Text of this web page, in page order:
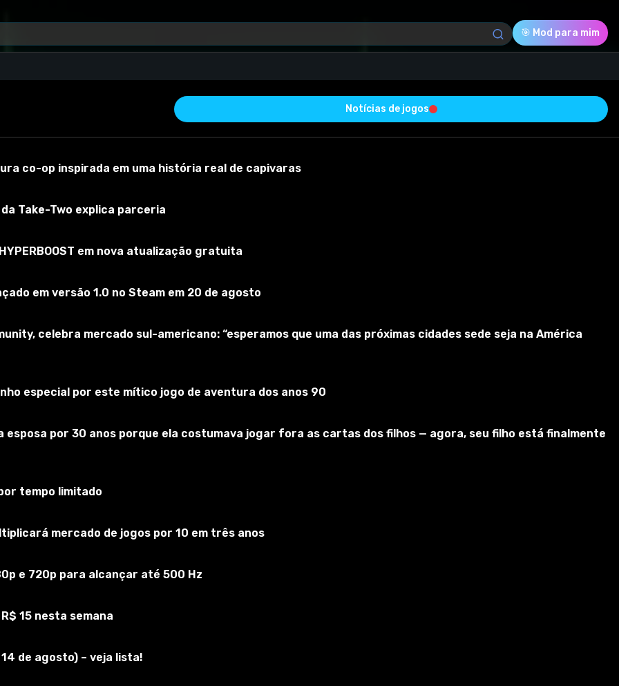
🎯 Mod para mim
material Versão do mod: Versão do jogo:1.48 O mod foi testado com sucesso e está livre de vírus
Download (79.69 Mb)
Notícias de jogos
co-op inspirada em uma história real de capivaras
Take-Two explica parceria
em nova atualização gratuita
em versão 1.0 no Steam em 20 de agosto
celebra mercado sul-americano: “esperamos que uma das próximas cidades sede seja na América
especial por este mítico jogo de aventura dos anos 90
esposa por 30 anos porque ela costumava jogar fora as cartas dos filhos — agora, seu filho está finalmente
tempo limitado
mercado de jogos por 10 em três anos
e 720p para alcançar até 500 Hz
15 nesta semana
de agosto) – veja lista!